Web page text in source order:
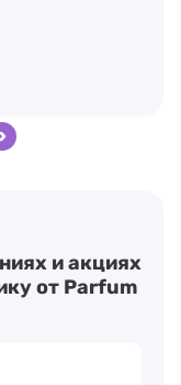
и акциях
от Parfum